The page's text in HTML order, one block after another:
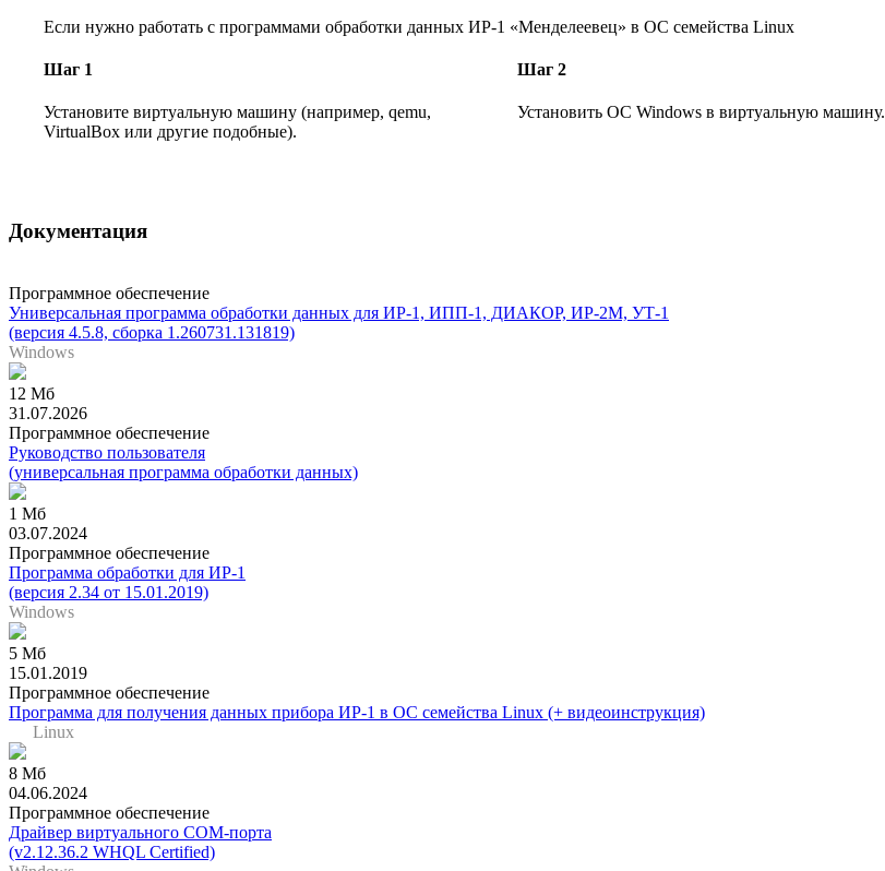
Если нужно работать с программами обработки данных ИР-1 «Менделеевец» в ОС семейства Linux
Шаг 1
Установите виртуальную машину (например, qemu,
VirtualBox или другие подобные).
Шаг 2
Установить ОС Windows в виртуальную машину.
Документация
Программное обеспечение
Универсальная программа обработки данных для ИР-1, ИПП-1, ДИАКОР, ИР-2М, УТ-1
(версия 4.5.8, сборка 1.260731.131819)
Windows
12 Мб
31.07.2026
Программное обеспечение
Руководство пользователя
(универсальная программа обработки данных)
1 Мб
03.07.2024
Программное обеспечение
Программа обработки для ИР-1
(версия 2.34 от 15.01.2019)
Windows
5 Мб
15.01.2019
Программное обеспечение
Программа для получения данных прибора ИР-1 в ОС семейства Linux (+ видеоинструкция)
Linux
8 Мб
04.06.2024
Программное обеспечение
Драйвер виртуального COM-порта
(v2.12.36.2 WHQL Certified)